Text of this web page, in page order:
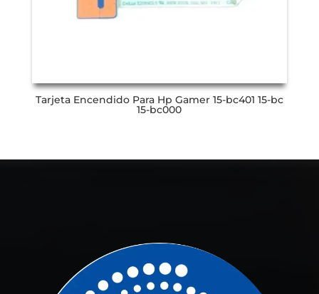
Tarjeta Encendido Para Hp Gamer 15-bc401 15-bc
15-bc000